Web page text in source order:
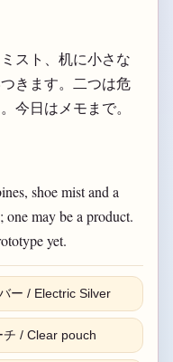
スト、机に小さな
きます。二つは危
今日はメモまで。
shoe mist and a
one may be a product.
yet.
ー / Electric Silver
/ Clear pouch